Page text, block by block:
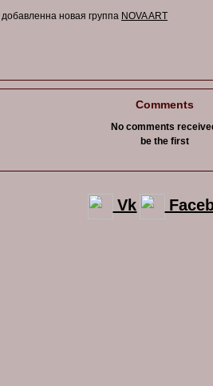
добавленна новая группа NOVA ART
Comments
No comments
be the first
Vk